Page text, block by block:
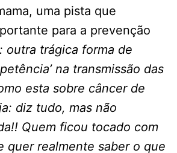
uma pista que
para a prevenção
outra trágica forma de
na transmissão das
esta sobre câncer de
diz tudo, mas não
Quem ficou tocado com
quer realmente saber o que